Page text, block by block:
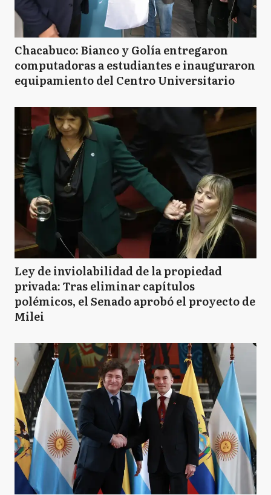
Chacabuco: Bianco y Golía entregaron
computadoras a estudiantes e inauguraron
equipamiento del Centro Universitario
Ley de inviolabilidad de la propiedad
privada: Tras eliminar capítulos
polémicos, el Senado aprobó el proyecto de
Milei